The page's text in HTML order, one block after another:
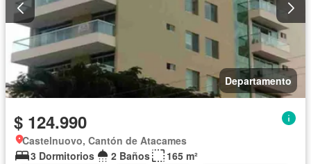
Completamente amoblado
Departamento
$ 124.990
Castelnuovo, Cantón de Atacames
3 Dormitorios
2 Baños
165 m²